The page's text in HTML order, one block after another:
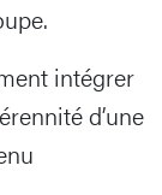
intégrer
d’une